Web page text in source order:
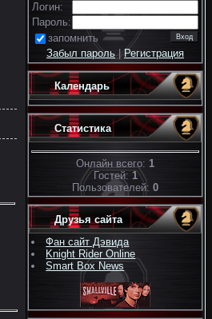
Логин:
Пароль:
запомнить
Забыл пароль|Регистрация
Календарь
Статистика
Онлайн всего: 1
Гостей: 1
Пользователей: 0
Друзья сайта
Фан сайт Дэвида
Knight Rider Online
Smart Box News